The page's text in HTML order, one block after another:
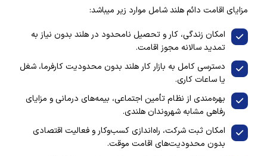
مزایای اقامت دائم هلند شامل موارد زیر میباشد:
امکان زندگی، کار و تحصیل نامحدود در هلند بدون نیاز به
تمدید سالانه مجوز اقامت.
دسترسی کامل به بازار کار هلند بدون محدودیت کارفرما، شغل
یا ساعات کاری.
بهره‌مندی از نظام تأمین اجتماعی، بیمه‌های درمانی و مزایای
رفاهی مشابه شهروندان هلندی.
امکان ثبت شرکت، راه‌اندازی کسب‌وکار و فعالیت اقتصادی
بدون محدودیت‌های اقامت موقت.